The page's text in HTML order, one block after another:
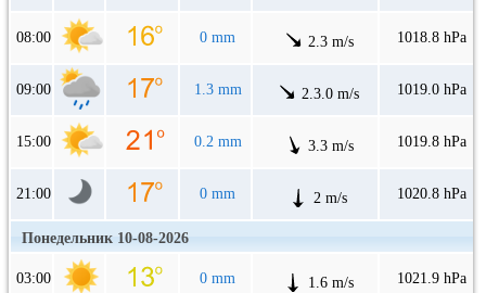
08:00 0 mm 2.3 m/s 1018.8 hPa
09:00 1.3 mm 2.3.0 m/s 1019.0 hPa
15:00 0.2 mm 3.3 m/s 1019.8 hPa
21:00 0 mm 2 m/s 1020.8 hPa
Понедельник 10-08-2026
03:00 0 mm 1.6 m/s 1021.9 hPa